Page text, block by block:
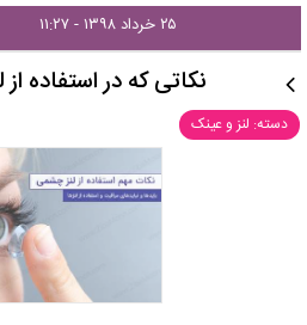
۲۵ خرداد ۱۳۹۸ - ۱۱:۲۷
نکاتی که در استفاده
دسته: لنز و عینک